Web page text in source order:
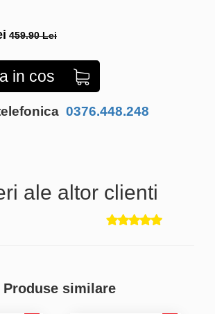
459.90 Lei
in cos
0376.448.248
ale altor clienti
Produse similare